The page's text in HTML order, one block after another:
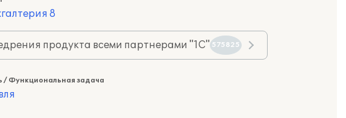
8
продукта всеми партнерами "1С" 575825
/ Функциональная задача